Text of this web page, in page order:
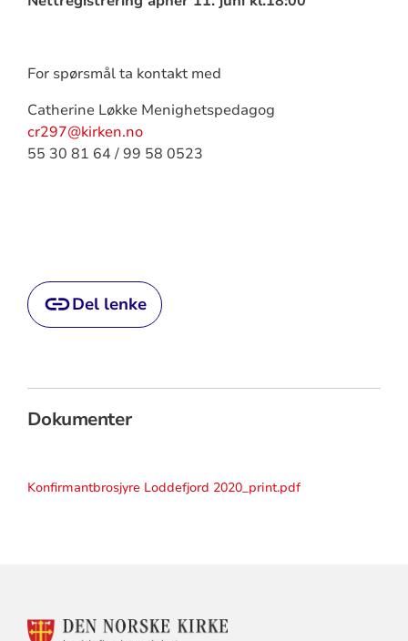
For spørsmål ta kontakt med
Catherine Løkke Menighetspedagog
cr297@kirken.no
55 30 81 64 / 99 58 0523
Del lenke
Dokumenter
Konfirmantbrosjyre Loddefjord 2020_print.pdf
KONTAKTINFORMASJON